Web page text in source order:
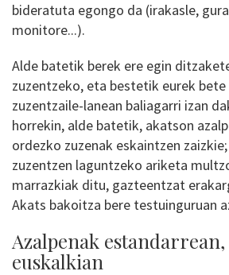
bideratuta egongo da (irakasle,
monitore...).
Alde batetik berek ere egin
zuzentzeko, eta bestetik eurek
zuzentzaile-lanean baliagarri izan
horrekin, alde batetik, akatson
ordezko zuzenak eskaintzen
zuzentzen laguntzeko ariketa
marrazkiak ditu, gazteentzat
Akats bakoitza bere testuinguruan
Azalpenak
euskalkian